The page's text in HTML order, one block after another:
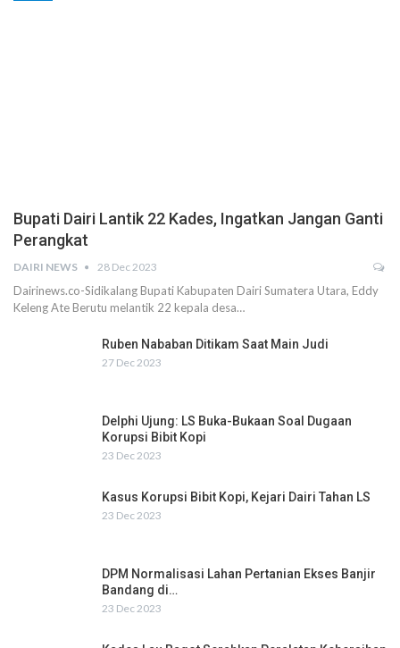
Bupati Dairi Lantik 22 Kades, Ingatkan Jangan Ganti
Perangkat
DAIRI NEWS 28 Dec 2023
Dairinews.co-Sidikalang Bupati Kabupaten Dairi Sumatera Utara, Eddy
Keleng Ate Berutu melantik 22 kepala desa…
Ruben Nababan Ditikam Saat Main Judi
27 Dec 2023
Delphi Ujung: LS Buka-Bukaan Soal Dugaan
Korupsi Bibit Kopi
23 Dec 2023
Kasus Korupsi Bibit Kopi, Kejari Dairi Tahan LS
23 Dec 2023
DPM Normalisasi Lahan Pertanian Ekses Banjir
Bandang di…
23 Dec 2023